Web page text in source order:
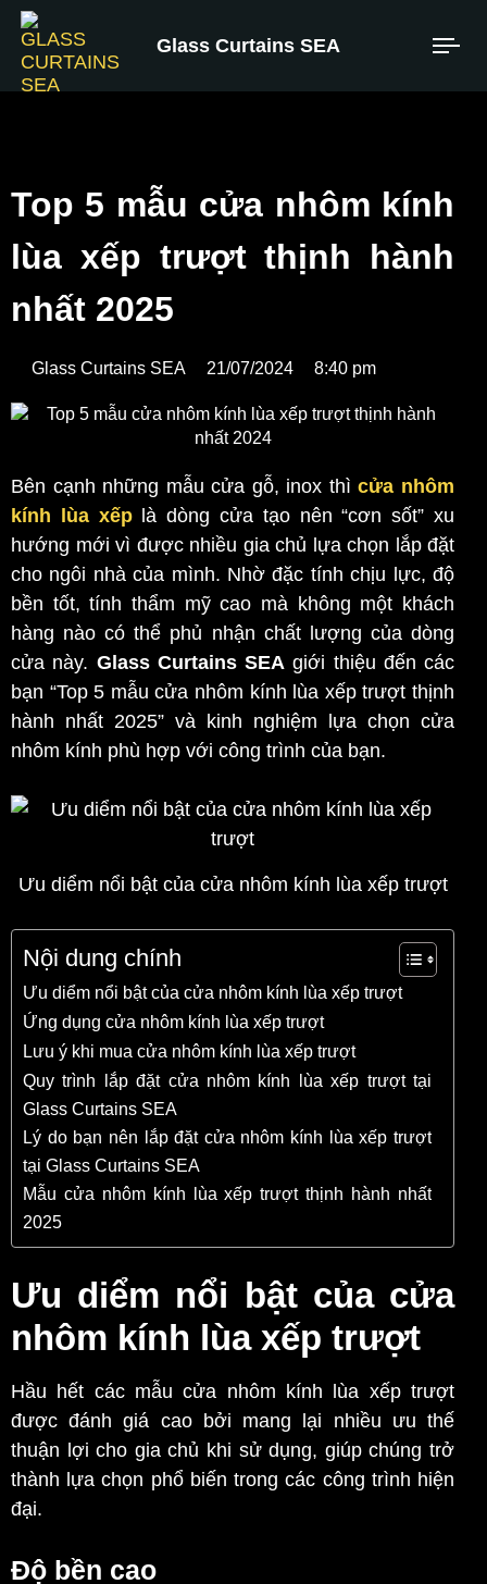
Glass Curtains SEA
Top 5 mẫu cửa nhôm kính
lùa xếp trượt thịnh hành
nhất 2025
Glass Curtains SEA 21/07/2024 8:40 pm
Bên cạnh những mẫu cửa gỗ, inox thìcửa nhôm
kính lùa xếplà dòng cửa tạo nên “cơn sốt” xu
hướng mới vì được nhiều gia chủ lựa chọn lắp đặt
cho ngôi nhà của mình. Nhờ đặc tính chịu lực, độ
bền tốt, tính thẩm mỹ cao mà không một khách
hàng nào có thể phủ nhận chất lượng của dòng
cửa này. Glass Curtains SEA giới thiệu đến các
bạn “Top 5 mẫu cửa nhôm kính lùa xếp trượt thịnh
hành nhất 2025” và kinh nghiệm lựa chọn cửa
nhôm kính phù hợp với công trình của bạn.
Ưu diểm nổi bật của cửa nhôm kính lùa xếp trượt
Nội dung chính
Ưu diểm nổi bật của cửa nhôm kính lùa xếp trượt
Ứng dụng cửa nhôm kính lùa xếp trượt
Lưu ý khi mua cửa nhôm kính lùa xếp trượt
Quy trình lắp đặt cửa nhôm kính lùa xếp trượt tại
Glass Curtains SEA
Lý do bạn nên lắp đặt cửa nhôm kính lùa xếp trượt
tại Glass Curtains SEA
Mẫu cửa nhôm kính lùa xếp trượt thịnh hành nhất
2025
Ưu diểm nổi bật của cửa
nhôm kính lùa xếp trượt
Hầu hết các mẫu cửa nhôm kính lùa xếp trượt
được đánh giá cao bởi mang lại nhiều ưu thế
thuận lợi cho gia chủ khi sử dụng, giúp chúng trở
thành lựa chọn phổ biến trong các công trình hiện
đại.
Độ bền cao